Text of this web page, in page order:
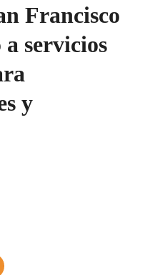
Francisco
servicios
y